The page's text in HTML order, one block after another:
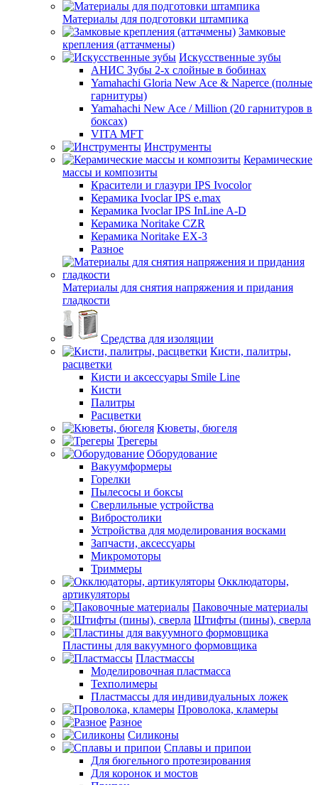
Материалы для подготовки штампика
Замковые
крепления (аттачмены)
Искусственные зубы
АНИС Зубы 2-х слойные в бобинах
Yamahachi Gloria New Ace & Naperce (полные
гарнитуры)
Yamahachi New Ace / Million (20 гарнитуров в
боксах)
VITA MFT
Инструменты
Керамические
массы и композиты
Красители и глазури IPS Ivocolor
Керамика Ivoclar IPS e.max
Керамика Ivoclar IPS InLine A-D
Керамика Noritake CZR
Керамика Noritake EX-3
Разное
Материалы для снятия напряжения и придания
гладкости
Средства для изоляции
Кисти, палитры,
расцветки
Кисти и аксессуары Smile Line
Кисти
Палитры
Расцветки
Кюветы, бюгеля
Трегеры
Оборудование
Вакуумформеры
Горелки
Пылесосы и боксы
Сверлильные устройства
Вибростолики
Устройства для моделирования восками
Запчасти, аксессуары
Микромоторы
Триммеры
Окклюдаторы,
артикуляторы
Паковочные материалы
Штифты (пины), сверла
Пластины для вакуумного формовщика
Пластмассы
Моделировочная пластмасса
Техполимеры
Пластмассы для индивидуальных ложек
Проволока, кламеры
Разное
Силиконы
Сплавы и припои
Для бюгельного протезирования
Для коронок и мостов